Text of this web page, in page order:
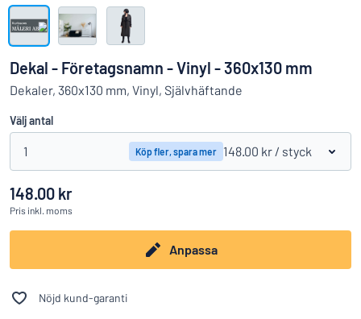
Hittar du inte det du söker? Börja designa din skylt
Visa alla kategorier
Logga
in
Kundservice
Privatperson Företag
Dekal - Företagsnamn - Vinyl - 360x130 mm
Dekaler, 360x130 mm, Vinyl, Självhäftande
Välj antal
1 Köp fler, spara mer 148.00 kr / styck
148.00 kr
Pris inkl. moms
Anpassa
Nöjd kund-garanti